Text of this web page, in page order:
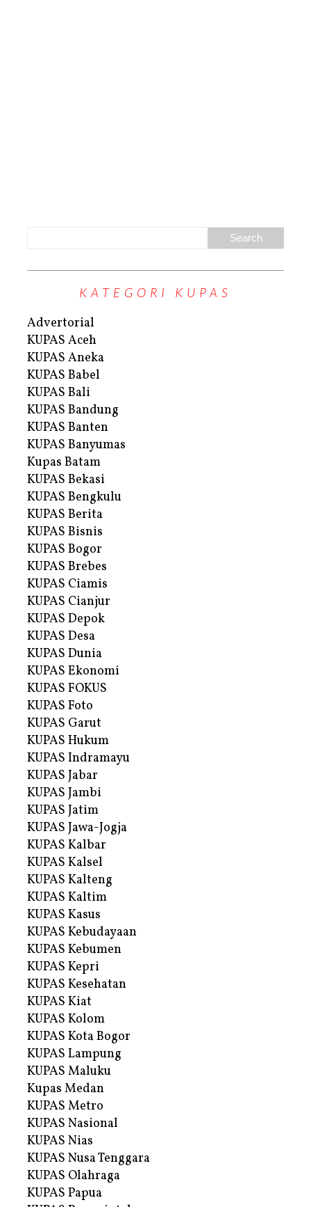
KATEGORI KUPAS
Advertorial
KUPAS Aceh
KUPAS Aneka
KUPAS Babel
KUPAS Bali
KUPAS Bandung
KUPAS Banten
KUPAS Banyumas
Kupas Batam
KUPAS Bekasi
KUPAS Bengkulu
KUPAS Berita
KUPAS Bisnis
KUPAS Bogor
KUPAS Brebes
KUPAS Ciamis
KUPAS Cianjur
KUPAS Depok
KUPAS Desa
KUPAS Dunia
KUPAS Ekonomi
KUPAS FOKUS
KUPAS Foto
KUPAS Garut
KUPAS Hukum
KUPAS Indramayu
KUPAS Jabar
KUPAS Jambi
KUPAS Jatim
KUPAS Jawa-Jogja
KUPAS Kalbar
KUPAS Kalsel
KUPAS Kalteng
KUPAS Kaltim
KUPAS Kasus
KUPAS Kebudayaan
KUPAS Kebumen
KUPAS Kepri
KUPAS Kesehatan
KUPAS Kiat
KUPAS Kolom
KUPAS Kota Bogor
KUPAS Lampung
KUPAS Maluku
Kupas Medan
KUPAS Metro
KUPAS Nasional
KUPAS Nias
KUPAS Nusa Tenggara
KUPAS Olahraga
KUPAS Papua